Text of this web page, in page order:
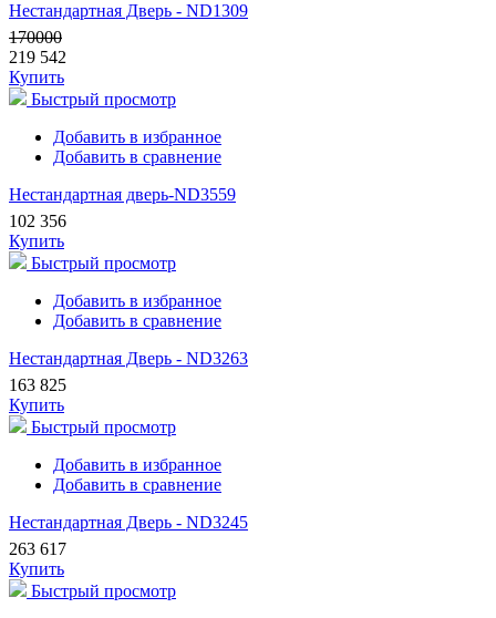
Нестандартная Дверь - ND1309
170000
219 542
Купить
Быстрый просмотр
Добавить в избранное
Добавить в сравнение
Нестандартная дверь-ND3559
102 356
Купить
Быстрый просмотр
Добавить в избранное
Добавить в сравнение
Нестандартная Дверь - ND3263
163 825
Купить
Быстрый просмотр
Добавить в избранное
Добавить в сравнение
Нестандартная Дверь - ND3245
263 617
Купить
Быстрый просмотр